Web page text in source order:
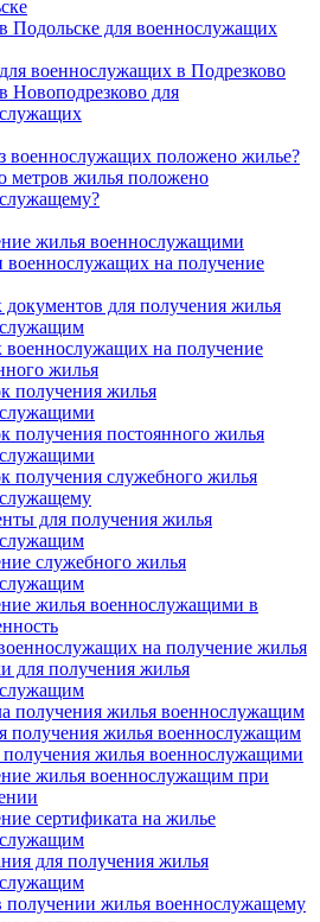
Подольске для военнослужащих
военнослужащих в Подрезково
Новоподрезково для
военнослужащих положено жилье?
метров жилья положено
жилья военнослужащими
военнослужащих на получение
для получения жилья
военнослужащих на получение
жилья
получения жилья
получения постоянного жилья
получения служебного жилья
для получения жилья
служебного жилья
жилья военнослужащими в
на получение жилья
для получения жилья
получения жилья военнослужащим
получения жилья военнослужащим
жилья военнослужащими
жилья военнослужащим при
сертификата на жилье
для получения жилья
получении жилья военнослужащему